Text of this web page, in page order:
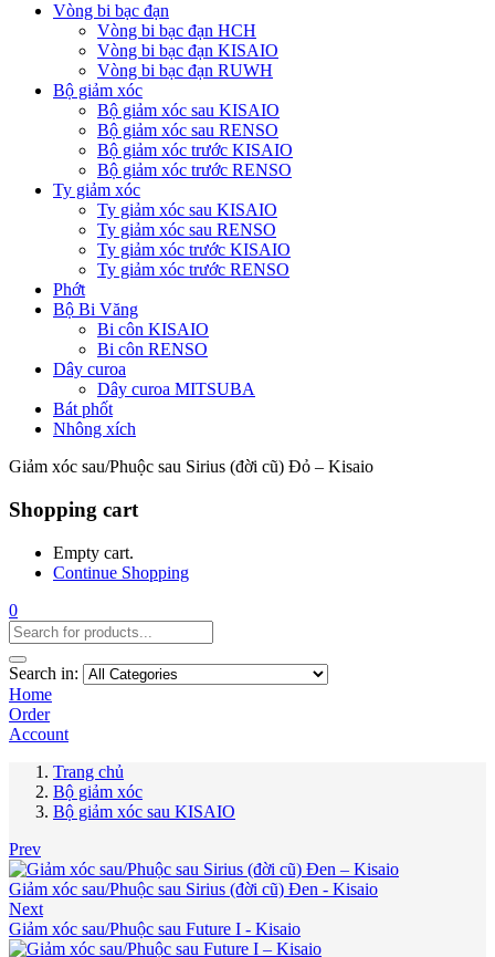
Vòng bi bạc đạn
Vòng bi bạc đạn HCH
Vòng bi bạc đạn KISAIO
Vòng bi bạc đạn RUWH
Bộ giảm xóc
Bộ giảm xóc sau KISAIO
Bộ giảm xóc sau RENSO
Bộ giảm xóc trước KISAIO
Bộ giảm xóc trước RENSO
Ty giảm xóc
Ty giảm xóc sau KISAIO
Ty giảm xóc sau RENSO
Ty giảm xóc trước KISAIO
Ty giảm xóc trước RENSO
Phớt
Bộ Bi Văng
Bi côn KISAIO
Bi côn RENSO
Dây curoa
Dây curoa MITSUBA
Bát phốt
Nhông xích
Giảm xóc sau/Phuộc sau Sirius (đời cũ) Đỏ – Kisaio
Shopping cart
Empty cart.
Continue Shopping
0
Search in:
Home
Order
Account
Trang chủ
Bộ giảm xóc
Bộ giảm xóc sau KISAIO
Prev
Giảm xóc sau/Phuộc sau Sirius (đời cũ) Đen - Kisaio
Next
Giảm xóc sau/Phuộc sau Future I - Kisaio